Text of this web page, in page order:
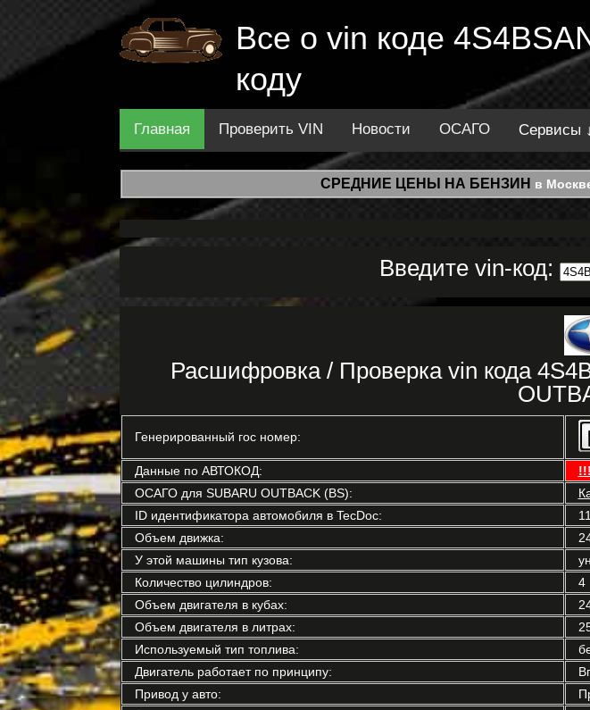
Все о vin коде
коду
Главная Проверить VIN Новости ОСАГО Сервисы
СРЕДНИЕ ЦЕНЫ НА БЕНЗИН в
Введите vin-код:
Расшифровка / Проверка vin кода
Генерированный гос номер:
Данные по АВТОКОД:
ОСАГО для SUBARU OUTBACK (BS):
ID идентификатора автомобиля в TecDoc:
Объем движка:
У этой машины тип кузова:
Количество цилиндров:
4
Объем двигателя в кубах:
Объем двигателя в литрах:
Используемый тип топлива:
Двигатель работает по принципу:
Привод у авто: